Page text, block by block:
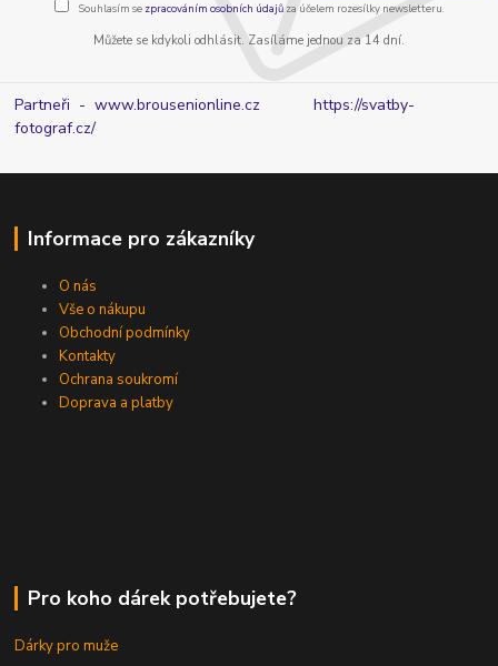
Souhlasím se zpracováním osobních údajůza účelem rozesílky newsletteru.
Můžete se kdykoli odhlásit. Zasíláme jednou za 14 dní.
Partneři - www.brousenionline.czhttps://svatby-
fotograf.cz/
Informace pro zákazníky
O nás
Vše o nákupu
Obchodní podmínky
Kontakty
Ochrana soukromí
Doprava a platby
Pro koho dárek potřebujete?
Dárky pro muže